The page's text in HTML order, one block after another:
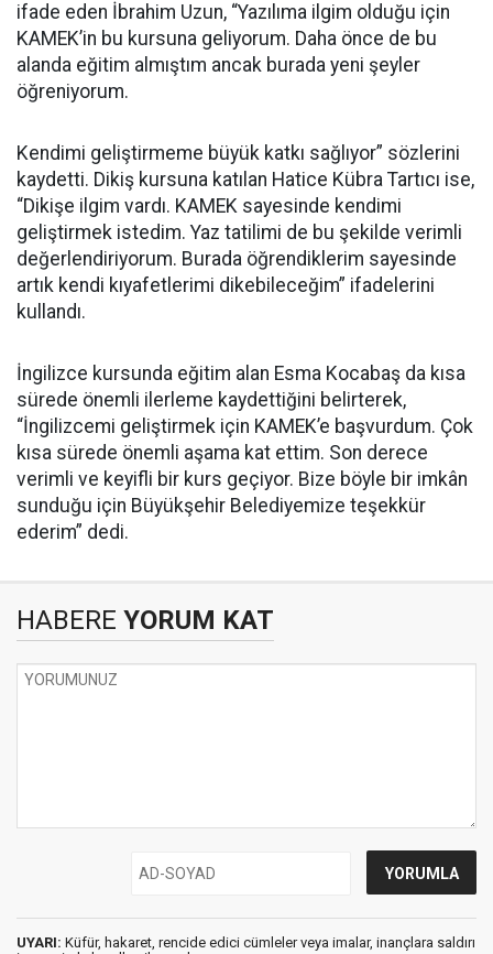
ifade eden İbrahim Uzun, “Yazılıma ilgim olduğu için
KAMEK’in bu kursuna geliyorum. Daha önce de bu
alanda eğitim almıştım ancak burada yeni şeyler
öğreniyorum.
Kendimi geliştirmeme büyük katkı sağlıyor” sözlerini
kaydetti. Dikiş kursuna katılan Hatice Kübra Tartıcı ise,
“Dikişe ilgim vardı. KAMEK sayesinde kendimi
geliştirmek istedim. Yaz tatilimi de bu şekilde verimli
değerlendiriyorum. Burada öğrendiklerim sayesinde
artık kendi kıyafetlerimi dikebileceğim” ifadelerini
kullandı.
İngilizce kursunda eğitim alan Esma Kocabaş da kısa
sürede önemli ilerleme kaydettiğini belirterek,
“İngilizcemi geliştirmek için KAMEK’e başvurdum. Çok
kısa sürede önemli aşama kat ettim. Son derece
verimli ve keyifli bir kurs geçiyor. Bize böyle bir imkân
sunduğu için Büyükşehir Belediyemize teşekkür
ederim” dedi.
HABERE YORUM KAT
UYARI: Küfür, hakaret, rencide edici cümleler veya imalar, inançlara saldırı